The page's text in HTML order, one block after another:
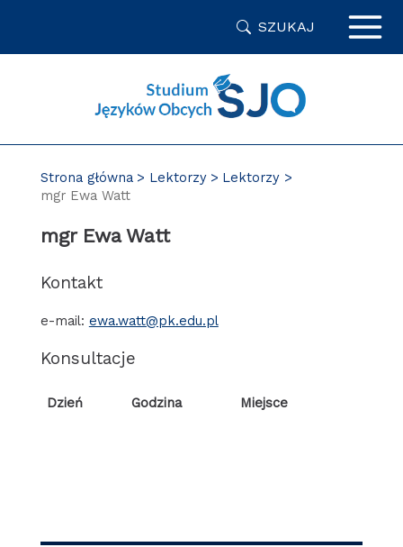
SZUKAJ
Strona główna Lektorzy
Lektorzy
mgr Ewa Watt
mgr Ewa Watt
Kontakt
e-mail: ewa.watt@pk.edu.pl
Konsultacje
Dzień Godzina Miejsce